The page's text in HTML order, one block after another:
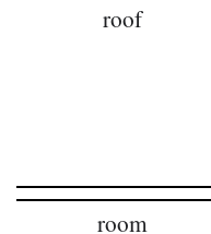
roof
room